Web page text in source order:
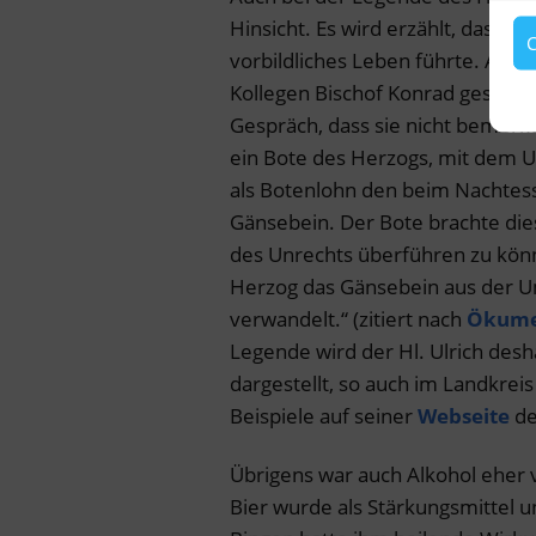
Hinsicht. Es wird erzählt, dass
vorbildliches Leben führte. An
Kollegen Bischof Konrad
Gespräch, dass sie nicht
ein Bote des Herzogs, mit dem
als Botenlohn den beim
Gänsebein. Der Bote brachte
des Unrechts überführen zu
Herzog das Gänsebein aus der
verwandelt.“ (zitiert nach
Legende wird der Hl. Ulrich
dargestellt, so auch im
Beispiele auf seinerWebseite
Übrigens war auch Alkohol
Bier wurde als Stärkungsmittel